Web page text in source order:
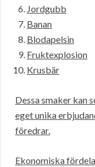
Jordgubb
Banan
Blodapelsin
Fruktexplosion
Krusbär
Dessa smaker kan
eget unika
föredrar.
Ekonomiska